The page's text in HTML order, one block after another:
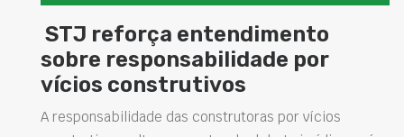
entendimento
por
das construtoras por vícios
Concretos
elevam
soluções na